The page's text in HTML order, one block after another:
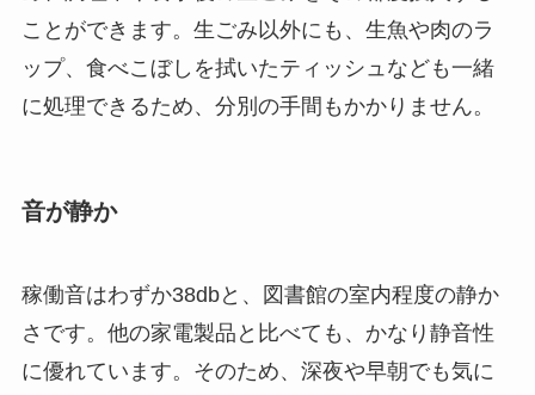
ことができます。生ごみ以外にも、生魚や肉のラ
ップ、食べこぼしを拭いたティッシュなども一緒
に処理できるため、分別の手間もかかりません。
音が静か
稼働音はわずか38dbと、図書館の室内程度の静か
さです。他の家電製品と比べても、かなり静音性
に優れています。そのため、深夜や早朝でも気に